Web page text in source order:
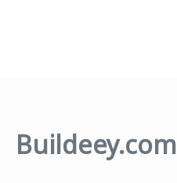
Buildeey.com